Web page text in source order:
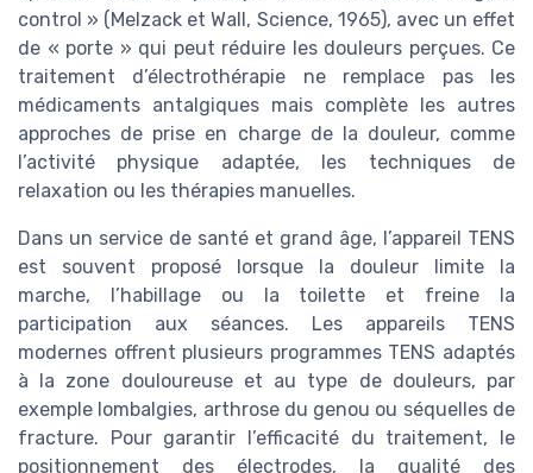
control » (Melzack et Wall, Science, 1965), avec un effet
de « porte » qui peut réduire les douleurs perçues. Ce
traitement d’électrothérapie ne remplace pas les
médicaments antalgiques mais complète les autres
approches de prise en charge de la douleur, comme
l’activité physique adaptée, les techniques de
relaxation ou les thérapies manuelles.
Dans un service de santé et grand âge, l’appareil TENS
est souvent proposé lorsque la douleur limite la
marche, l’habillage ou la toilette et freine la
participation aux séances. Les appareils TENS
modernes offrent plusieurs programmes TENS adaptés
à la zone douloureuse et au type de douleurs, par
exemple lombalgies, arthrose du genou ou séquelles de
fracture. Pour garantir l’efficacité du traitement, le
positionnement des électrodes, la qualité des